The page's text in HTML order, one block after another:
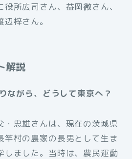
所広司さん、益岡徹さん、
梓さん。
解説
ながら、どうして東京へ？
・忠雄さんは、現在の茨城県
竿村の農家の長男として生ま
しました。当時は、農民運動